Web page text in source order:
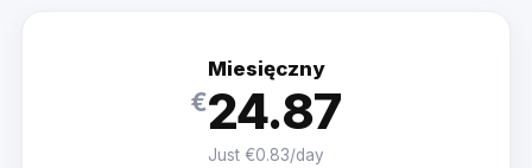
Miesięczny
€24.87
Just €0.83/day